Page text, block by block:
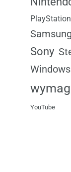
Samsung
Sony
Windows
YouTube